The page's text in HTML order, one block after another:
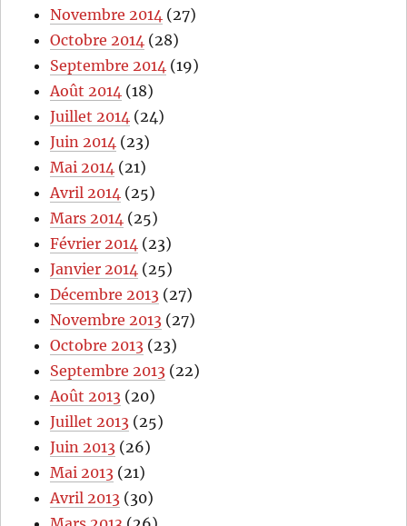
Novembre 2014 (27)
Octobre 2014 (28)
Septembre 2014 (19)
Août 2014 (18)
Juillet 2014 (24)
Juin 2014 (23)
Mai 2014 (21)
Avril 2014 (25)
Mars 2014 (25)
Février 2014 (23)
Janvier 2014 (25)
Décembre 2013 (27)
Novembre 2013 (27)
Octobre 2013 (23)
Septembre 2013 (22)
Août 2013 (20)
Juillet 2013 (25)
Juin 2013 (26)
Mai 2013 (21)
Avril 2013 (30)